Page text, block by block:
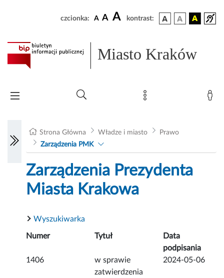
czcionka: A A A kontrast:
Miasto Kraków
Strona Główna Władze i miasto
Prawo
Zarządzenia PMK
Zarządzenia Prezydenta
Miasta Krakowa
Wyszukiwarka
Numer Tytuł
Data
podpisania
1406
w sprawie
zatwierdzenia
2024-05-06